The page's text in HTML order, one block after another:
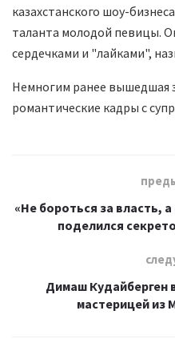
казахстанского шоу-
таланта молодой певицы.
сердечками и "лайками",
Немногим ранее вышедшая
романтические кадры с
«Не бороться за власть,
поделился
Димаш Кудайберген
мастерицей из